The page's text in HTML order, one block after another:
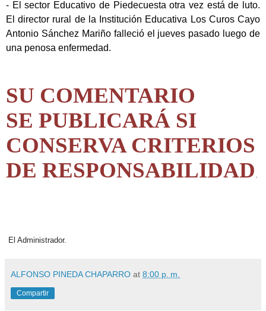
- El sector Educativo de Piedecuesta otra vez está de luto.
El director rural de la Institución Educativa Los Curos Cayo
Antonio Sánchez Mariño falleció el jueves pasado luego de
una penosa enfermedad.
SU COMENTARIO
SE PUBLICARÁ SI
CONSERVA CRITERIOS
DE RESPONSABILIDAD
El Administrador.
ALFONSO PINEDA CHAPARRO at 8:00 p. m.
Compartir